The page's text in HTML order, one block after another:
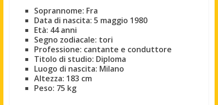
Soprannome: Fra
Data di nascita: 5 maggio 1980
Età: 44 anni
Segno zodiacale: tori
Professione: cantante e conduttore
Titolo di studio: Diploma
Luogo di nascita: Milano
Altezza: 183 cm
Peso: 75 kg